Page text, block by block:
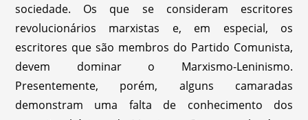
sociedade. Os que se consideram escritores
revolucionários marxistas e, em especial, os
escritores que são membros do Partido Comunista,
devem dominar o Marxismo-Leninismo.
Presentemente, porém, alguns camaradas
demonstram uma falta de conhecimento dos